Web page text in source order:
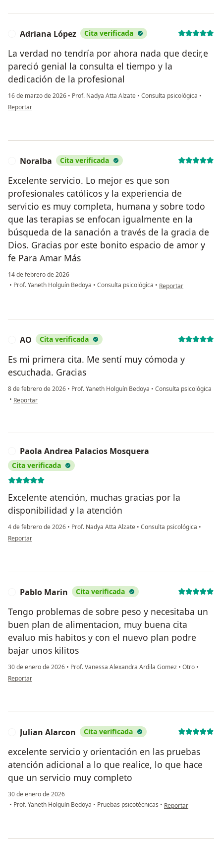
Adriana López Cita verificada
La verdad no tendría por ahora nada que decir,e
pareció genial la consulta el tiempo y la
dedicación de la profesional
16 de marzo de 2026 • Prof. Nadya Atta Alzate • Consulta psicológica •
en opinión del usuario Adriana López
Reportar
Noralba Cita verificada
Excelente servicio. Lo mejor es que son
profesionales católicos y la experiencia de
servicio es muy completa, humana y sobre todo
que las terapias se enfocan igualmente en la
búsqueda de la sanación a través de la gracia de
Dios. Gracias por este bonito espacio de amor y
fe Para Amar Más
14 de febrero de 2026
• Prof. Yaneth Holguín Bedoya • Consulta psicológica • en opinión del usuario
Reportar
AO Cita verificada
Es mi primera cita. Me sentí muy cómoda y
escuchada. Gracias
8 de febrero de 2026 • Prof. Yaneth Holguín Bedoya • Consulta psicológica
• en opinión del usuario AO
Reportar
Paola Andrea Palacios Mosquera
Cita verificada
Excelente atención, muchas gracias por la
disponibilidad y la atención
4 de febrero de 2026 • Prof. Nadya Atta Alzate • Consulta psicológica •
en opinión del usuario Paola Andrea Palacios Mosquera
Reportar
Pablo Marin Cita verificada
Tengo problemas de sobre peso y necesitaba un
buen plan de alimentacion, muy buena cita
evaluo mis habitos y con el nuevo plan podre
bajar unos kilitos
30 de enero de 2026 • Prof. Vanessa Alexandra Ardila Gomez • Otro •
en opinión del usuario Pablo Marin
Reportar
Julian Alarcon Cita verificada
excelente servicio y orientación en las pruebas
atención adicional a lo que realice, lo que hace
que un servicio muy completo
30 de enero de 2026
• Prof. Yaneth Holguín Bedoya • Pruebas psicotécnicas • en opinión del
Reportar